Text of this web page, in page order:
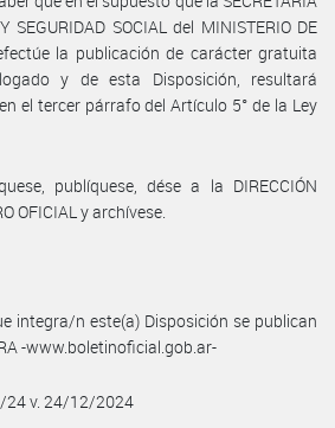
SEGURIDAD SOCIAL del MINISTERIO DE
la publicación de carácter gratuita
y de esta Disposición, resultará
el tercer párrafo del Artículo 5° de la Ley
publíquese, dése a la DIRECCIÓN
OFICIAL y archívese.
integra/n este(a) Disposición se publican
-www.boletinoficial.gob.ar-
24 v. 24/12/2024